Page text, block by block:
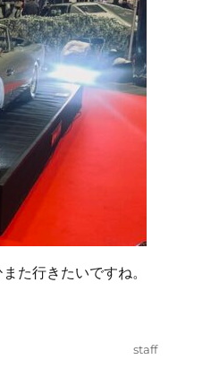
た行きたいですね。
投
staff